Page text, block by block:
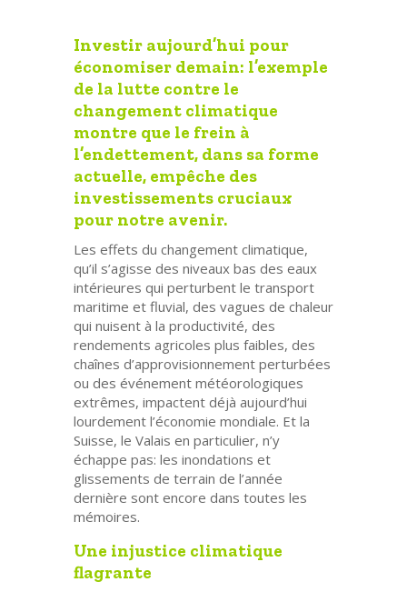
Investir aujourd’hui pour
économiser demain: l’exemple
de la lutte contre le
changement climatique
montre que le frein à
l’endettement, dans sa forme
actuelle, empêche des
investissements cruciaux
pour notre avenir.
Les effets du changement climatique,
qu’il s’agisse des niveaux bas des eaux
intérieures qui perturbent le transport
maritime et fluvial, des vagues de chaleur
qui nuisent à la productivité, des
rendements agricoles plus faibles, des
chaînes d’approvisionnement perturbées
ou des événement météorologiques
extrêmes, impactent déjà aujourd’hui
lourdement l’économie mondiale. Et la
Suisse, le Valais en particulier, n’y
échappe pas: les inondations et
glissements de terrain de l’année
dernière sont encore dans toutes les
mémoires.
Une injustice climatique
flagrante